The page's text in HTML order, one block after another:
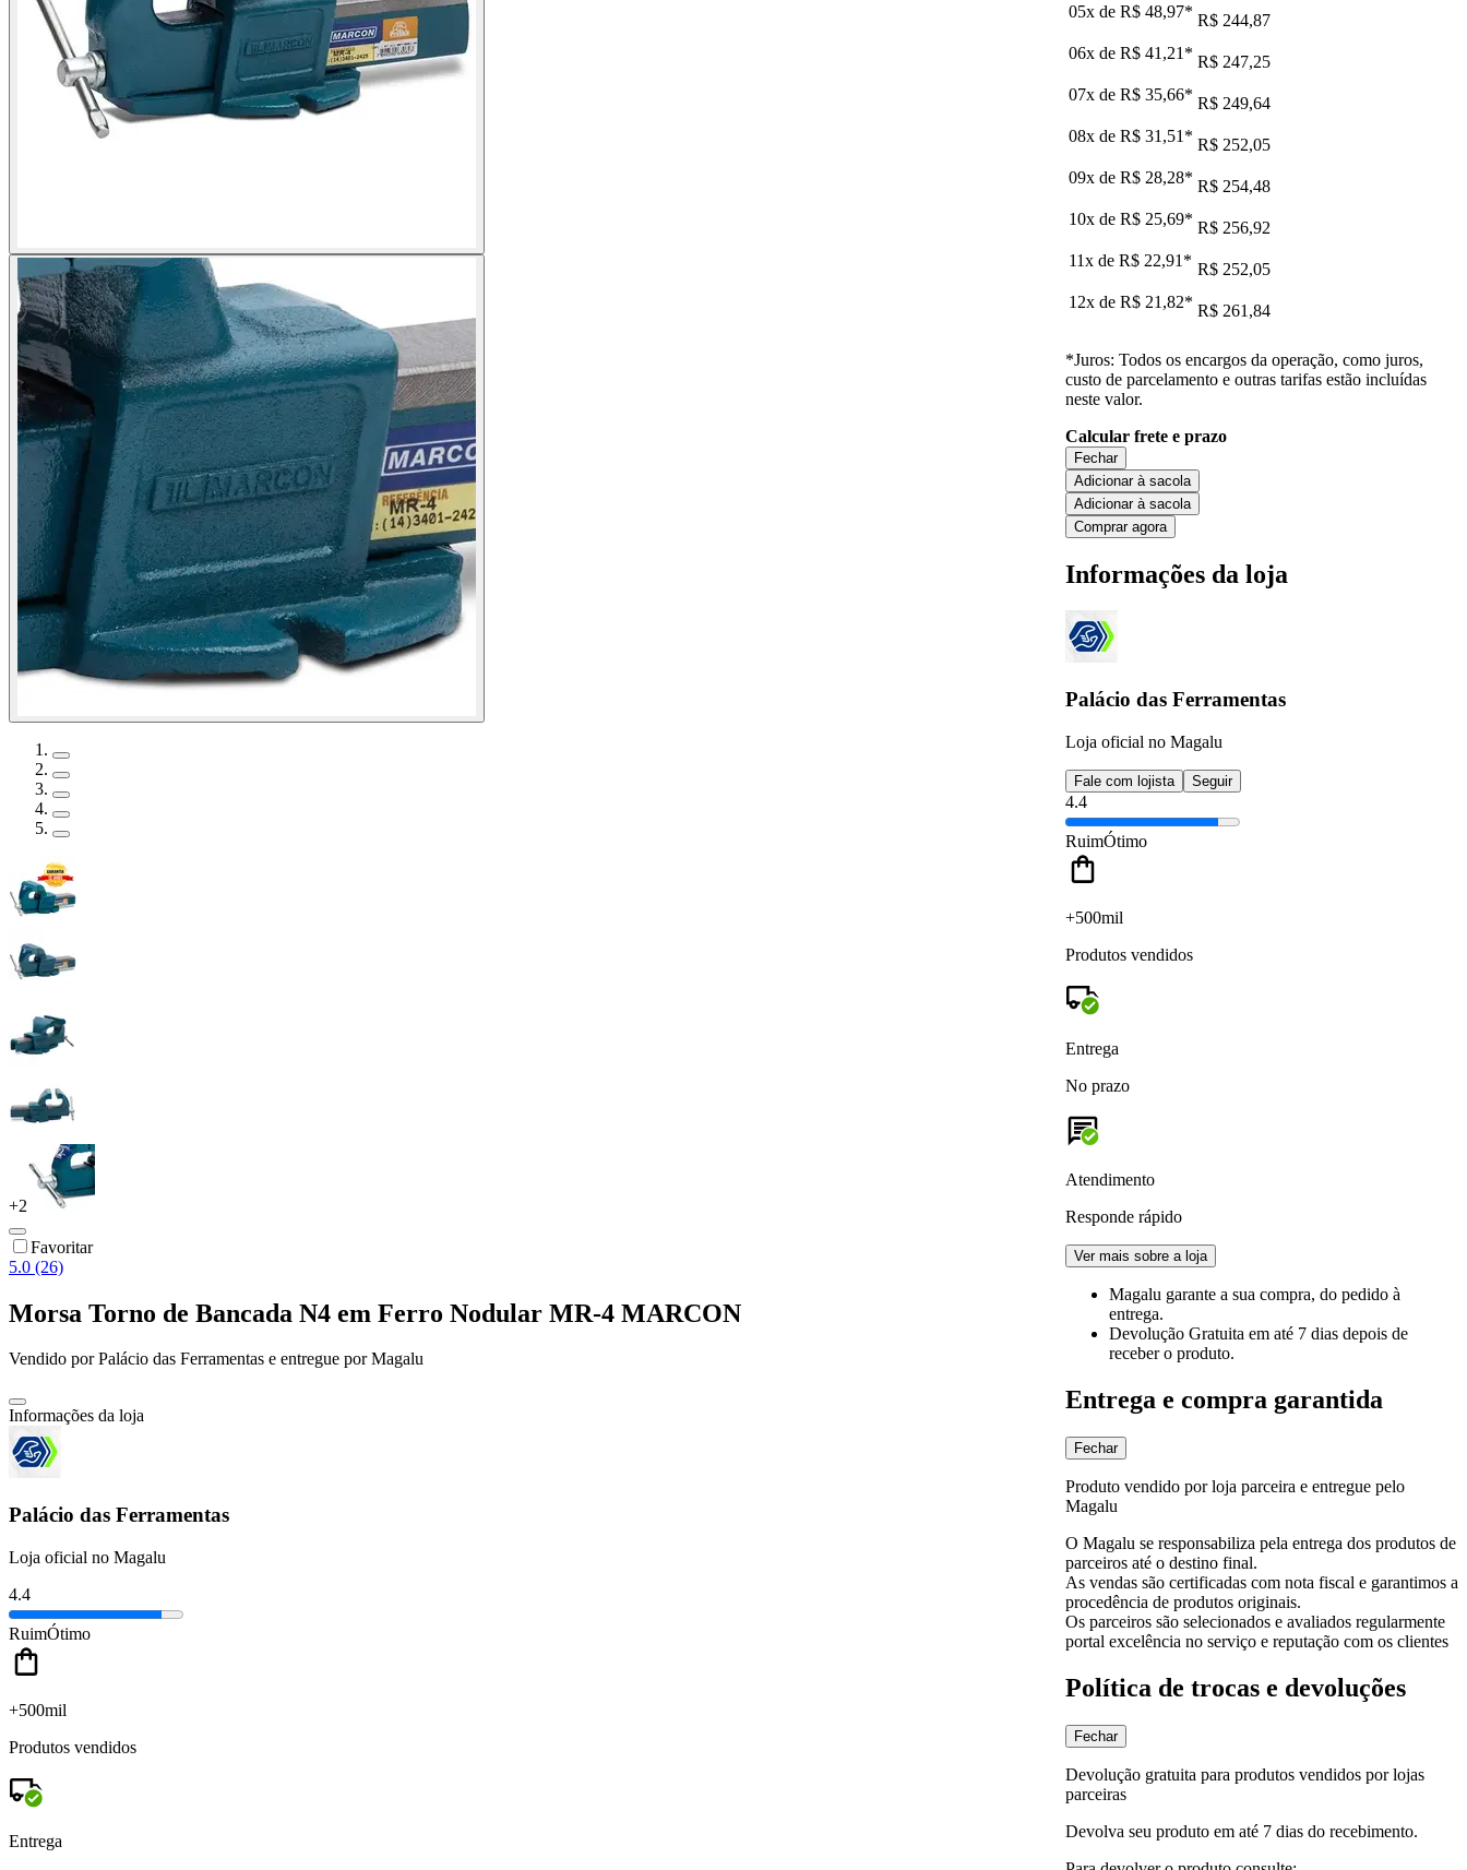
+2
Favoritar
5.0 (26)
Morsa Torno de Bancada N4 em Ferro Nodular MR-4 MARCON
Vendido porPalácio das Ferramentas e entregue por Magalu
Informações da loja
Palácio das Ferramentas
Loja oficial no Magalu
4.4
RuimÓtimo
+500mil
Produtos vendidos
Entrega
05x de R$ 48,97* R$ 244,87
06x de R$ 41,21 * R$ 247,25
07x de R$ 35,66* R$ 249,64
08x de R$ 31,51 * R$ 252,05
09x de R$ 28,28* R$ 254,48
10x de R$ 25,69* R$ 256,92
11x de R$ 22,91 * R$ 252,05
12x de R$ 21,82* R$ 261,84
*Juros: Todos os encargos da operação, como juros,
custo de parcelamento e outras tarifas estão incluídas
neste valor.
Calcular frete e prazo
Fechar
Adicionar à sacola
Adicionar à sacola
Comprar agora
Informações da loja
Palácio das Ferramentas
Loja oficial no Magalu
Fale com lojista Seguir
4.4
RuimÓtimo
+500mil
Produtos vendidos
Entrega
No prazo
Atendimento
Responde rápido
Ver mais sobre a loja
Magalu garante a sua compra, do pedido à
entrega.
Devolução Gratuita em até 7 dias depois de
receber o produto.
Entrega e compra garantida
Fechar
Produto vendido por loja parceira e entregue pelo
Magalu
O Magalu se responsabiliza pela entrega dos produtos de
parceiros até o destino final.
As vendas são certificadas com nota fiscal e garantimos a
procedência de produtos originais.
Os parceiros são selecionados e avaliados regularmente
portal excelência no serviço e reputação com os clientes
Política de trocas e devoluções
Fechar
Devolução gratuita para produtos vendidos por lojas
parceiras
Devolva seu produto em até 7 dias do recebimento.